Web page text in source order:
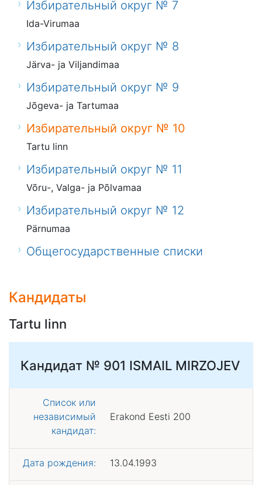
Избирательный округ № 7
Ida-Virumaa
Избирательный округ № 8
Järva- ja Viljandimaa
Избирательный округ № 9
Jõgeva- ja Tartumaa
Избирательный округ № 10
Tartu linn
Избирательный округ № 11
Võru-, Valga- ja Põlvamaa
Избирательный округ № 12
Pärnumaa
Общегосударственные списки
Кандидаты
Tartu linn
Кандидат № 901 ISMAIL MIRZOJEV
Список или
независимый
кандидат:
Erakond Eesti 200
Дата рождения: 13.04.1993